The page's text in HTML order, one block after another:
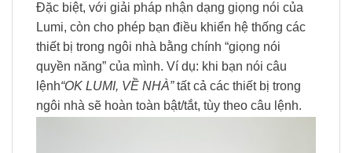
Đặc biệt, với giải pháp nhận dạng giọng nói của
Lumi, còn cho phép bạn điều khiển hệ thống các
thiết bị trong ngôi nhà bằng chính “giọng nói
quyền năng” của mình. Ví dụ: khi bạn nói câu
lệnh“OK LUMI, VỀ NHÀ”tất cả các thiết bị trong
ngôi nhà sẽ hoàn toàn bật/tắt, tùy theo câu lệnh.